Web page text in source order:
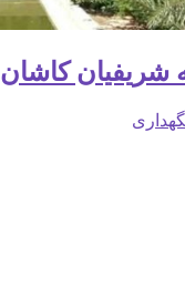
شریفیان کاشان